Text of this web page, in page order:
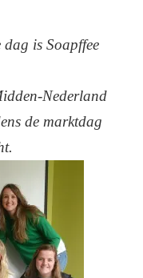
dag is Soapffee
Nederland
de marktdag